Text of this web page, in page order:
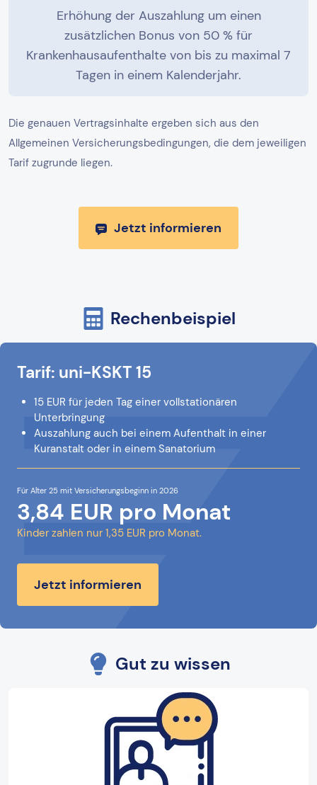
Erhöhung der Auszahlung um einen
zusätzlichen Bonus von 50 % für
Krankenhausaufenthalte von bis zu maximal 7
Tagen in einem Kalenderjahr.
Die genauen Vertragsinhalte ergeben sich aus den
Allgemeinen Versicherungsbedingungen, die dem jeweiligen
Tarif zugrunde liegen.
Jetzt informieren
Rechenbeispiel
Tarif: uni-KSKT 15
15 EUR für jeden Tag einer vollstationären
Unterbringung
Auszahlung auch bei einem Aufenthalt in einer
Kuranstalt oder in einem Sanatorium
Für Alter 25 mit Versicherungsbeginn in 2026
3,84 EUR pro Monat
Kinder zahlen nur 1,35 EUR pro Monat.
Jetzt informieren
Gut zu wissen